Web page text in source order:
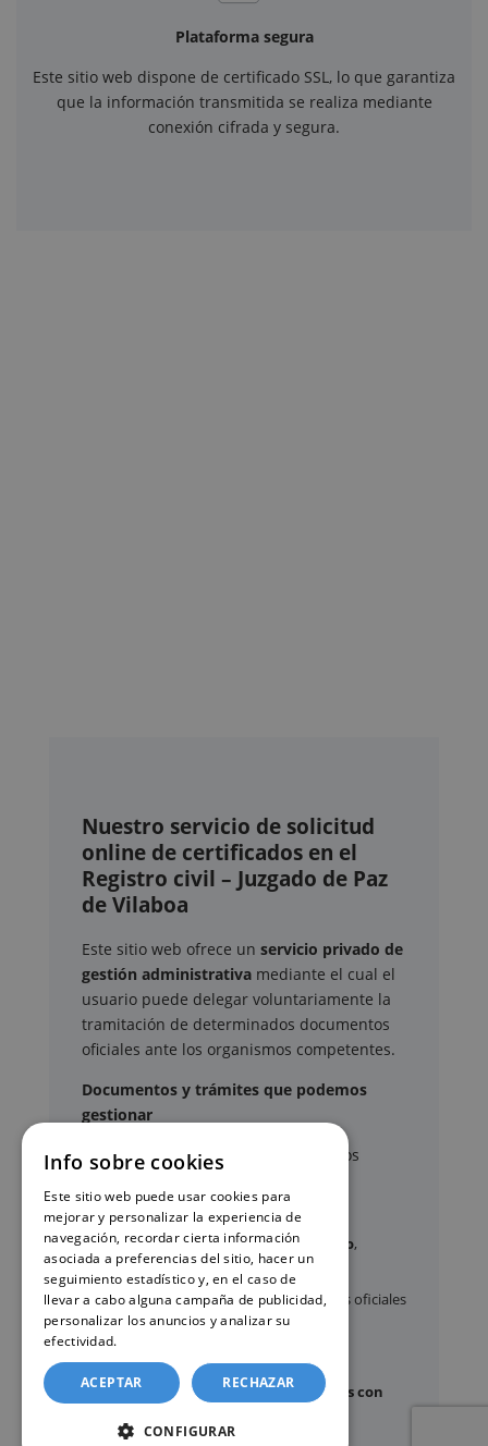
Plataforma segura
Este sitio web dispone de certificado SSL, lo que garantiza
que la información transmitida se realiza mediante
conexión cifrada y segura.
Nuestro servicio de solicitud
online de certificados en el
Registro civil – Juzgado de Paz
de Vilaboa
Este sitio web ofrece un servicio privado de
gestión administrativa mediante el cual el
usuario puede delegar voluntariamente la
tramitación de determinados documentos
oficiales ante los organismos competentes.
Documentos y trámites que podemos
gestionar
A través de nuestro servicio, podemos
Certificados y partidas denacimiento,
matrimonioydefunción
Apostilla de La Hayade documentos oficiales
Legalizaciónde certificados
Certificado de Últimas Voluntades
Certificado de contratos de seguros con
Info sobre cookies
Este sitio web puede usar cookies para
mejorar y personalizar la experiencia de
navegación, recordar cierta información
asociada a preferencias del sitio, hacer un
seguimiento estadístico y, en el caso de
llevar a cabo alguna campaña de publicidad,
personalizar los anuncios y analizar su
efectividad.
ACEPTAR RECHAZAR
CONFIGURAR